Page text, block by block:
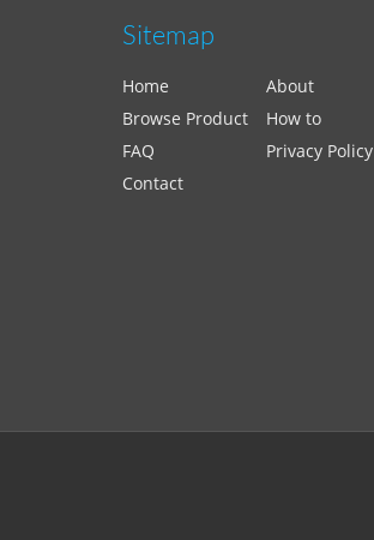
Sitemap
Home About
Browse Product
How to
FAQ
Privacy Policy
Contact